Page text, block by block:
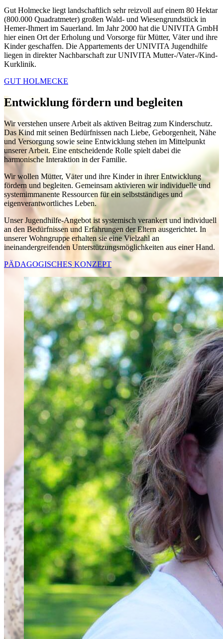
Gut Holmecke liegt landschaftlich sehr reizvoll auf einem 80 Hektar
(800.000 Quadratmeter) großen Wald- und Wiesengrundstück in
Hemer-Ihmert im Sauerland. Im Jahr 2000 hat die UNIVITA GmbH
hier einen Ort der Erholung und Vorsorge für Mütter, Väter und ihre
Kinder geschaffen. Die Appartements der UNIVITA Jugendhilfe
liegen in direkter Nachbarschaft zur UNIVITA Mutter-/Vater-/Kind-
Kurklinik.
GUT HOLMECKE
Entwicklung fördern und begleiten
Wir verstehen unsere Arbeit als aktiven Beitrag zum Kinderschutz.
Das Kind mit seinen Bedürfnissen nach Liebe, Geborgenheit, Nähe
und Versorgung sowie seine Entwicklung stehen im Mittelpunkt
unserer Arbeit. Eine entscheidende Rolle spielt dabei die
harmonische Interaktion in der Familie.
Wir wollen Mütter, Väter und ihre Kinder in ihrer Entwicklung
fördern und begleiten. Gemeinsam aktivieren wir individuelle und
systemimmanente Ressourcen für ein selbstständiges und
eigenverantwortliches Leben.
Unser Jugendhilfe-Angebot ist systemisch verankert und individuell
an den Bedürfnissen und Erfahrungen der Eltern ausgerichtet. In
unserer Wohngruppe erhalten sie eine Vielzahl an
ineinandergreifenden Unterstützungsmöglichkeiten aus einer Hand.
PÄDAGOGISCHES KONZEPT